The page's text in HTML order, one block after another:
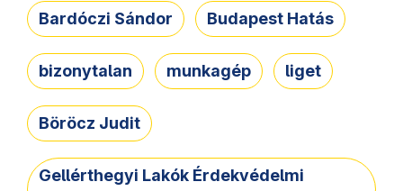
Bardóczi Sándor Budapest Hatás
bizonytalan munkagép liget
Böröcz Judit
Gellérthegyi Lakók Érdekvédelmi